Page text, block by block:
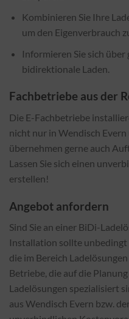
Kombinieren Sie Ihre
um den Eigenverbrauch
Informieren Sie sich über
bidirektionale Laden.
Fachbetriebe aus der
Die E-Fachbetriebe
nicht nur in Wendisch
übernehmen gerne auch
Lassen Sie sich einen
erstellen!
Angebot anfordern
Sind Sie an einer BiDi-
Installation sollte unbedingt
die im Bereich
Betriebe, die auf die
Ladelösungen spezialisiert
aus Wendisch Evern bzw.